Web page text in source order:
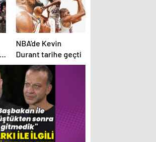
NBA'de Kevin
Durant tarihe geçti